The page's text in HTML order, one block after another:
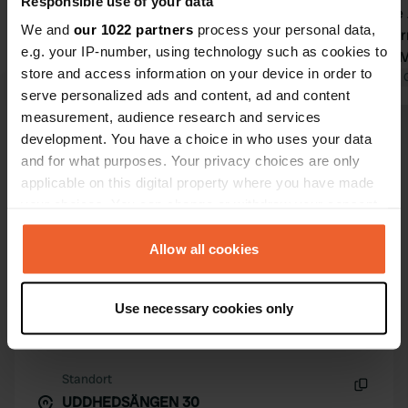
We and our 1022 partners process your personal data,
e.g. your IP-number, using technology such as cookies to
store and access information on your device in order to
serve personalized ads and content, ad and content
measurement, audience research and services
development. You have a choice in who uses your data
and for what purposes. Your privacy choices are only
applicable on this digital property where you have made
any time from the Cookie Declaration or by clicking on
the Privacy trigger icon.
Collect information about your geographical location
which can be accurate to within several meters
specific characteristics (fingerprinting)
Allow all cookies
Use necessary cookies only
Naturcampingplatz, komplett
ausgestattet. Saubere Duschen und
Toiletten, schöne Feuerstellen, ein
gemütliches Wohnzimmer mit gutem
Kaffee! Ein großes Lob an die
Besitzer für diesen wunderschönen
Platz inmitten der schwedischen
Natur!
Übersetzt von GoogleOriginal anzeigen
etwas
zahlreiche
Übersetzt von
Alle 63 Bewertungen anzeigen
Waren Sie schon einmal hier?
Kontakt
Standort
UDDHEDSÄNGEN 30